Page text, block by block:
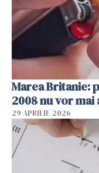
Marea Britanie:
2008 nu vor mai
29 APRILIE 2026